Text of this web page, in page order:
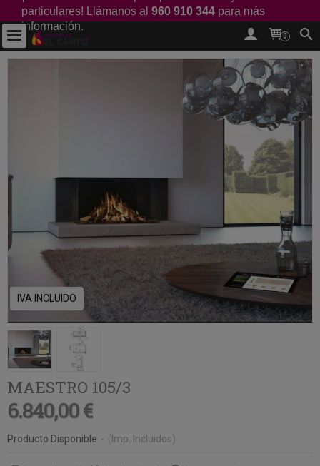
particulares! Llámanos al 960 910 344 para más
información.
0
IVA INCLUIDO
MAESTRO 105/3
6.840,00 €
Producto Disponible - (Imp. Incluidos)